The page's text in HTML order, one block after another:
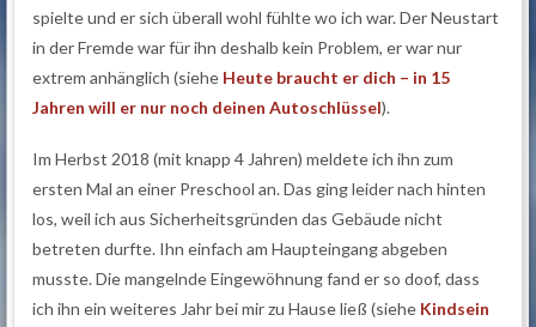
spielte und er sich überall wohl fühlte wo ich war. Der Neustart
in der Fremde war für ihn deshalb kein Problem, er war nur
extrem anhänglich (siehe Heute braucht er dich – in 15
Jahren will er nur noch deinen Autoschlüssel).
Im Herbst 2018 (mit knapp 4 Jahren) meldete ich ihn zum
ersten Mal an einer Preschool an. Das ging leider nach hinten
los, weil ich aus Sicherheitsgründen das Gebäude nicht
betreten durfte. Ihn einfach am Haupteingang abgeben
musste. Die mangelnde Eingewöhnung fand er so doof, dass
ich ihn ein weiteres Jahr bei mir zu Hause ließ (siehe Kindsein